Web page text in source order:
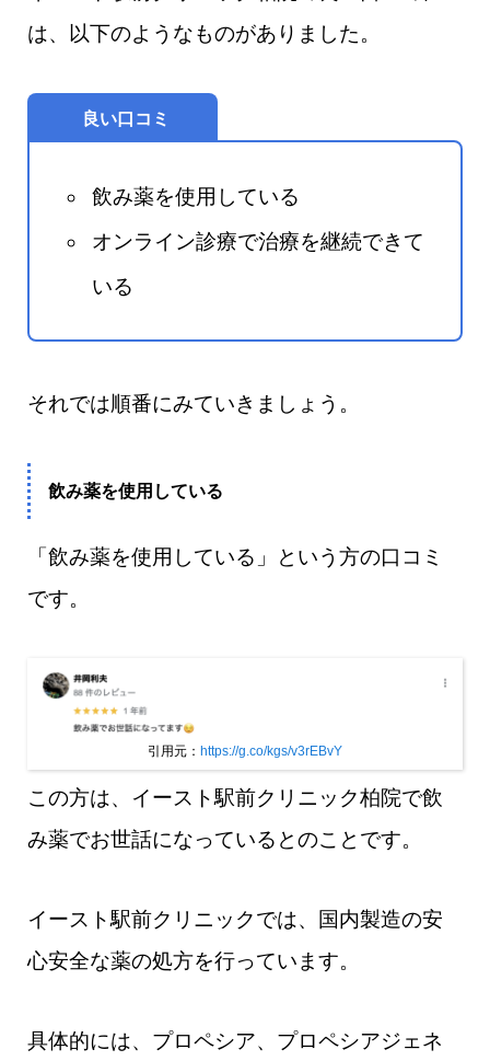
は、以下のようなものがありました。
良い口コミ
飲み薬を使用している
オンライン診療で治療を継続できて
いる
それでは順番にみていきましょう。
飲み薬を使用している
「飲み薬を使用している」という方の口コミ
です。
引用元： https://g.co/kgs/v3rEBvY
この方は、イースト駅前クリニック柏院で飲
み薬でお世話になっているとのことです。
イースト駅前クリニックでは、国内製造の安
心安全な薬の処方を行っています。
具体的には、プロペシア、プロペシアジェネ